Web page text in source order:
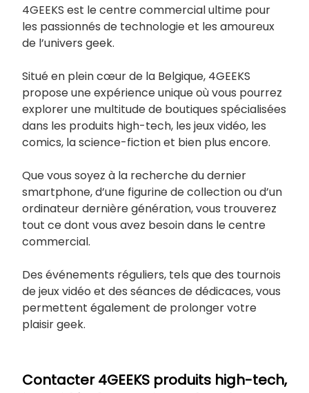
4GEEKS est le centre commercial ultime pour
les passionnés de technologie et les amoureux
de l’univers geek.
Situé en plein cœur de la Belgique, 4GEEKS
propose une expérience unique où vous pourrez
explorer une multitude de boutiques spécialisées
dans les produits high-tech, les jeux vidéo, les
comics, la science-fiction et bien plus encore.
Que vous soyez à la recherche du dernier
smartphone, d’une figurine de collection ou d’un
ordinateur dernière génération, vous trouverez
tout ce dont vous avez besoin dans le centre
commercial.
Des événements réguliers, tels que des tournois
de jeux vidéo et des séances de dédicaces, vous
permettent également de prolonger votre
plaisir geek.
Contacter 4GEEKS produits high-tech,